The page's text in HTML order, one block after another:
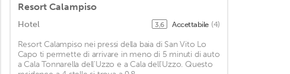
Resort Calampiso
Hotel 3,6 Accettabile (4)
Resort Calampiso nei pressi della baia di San Vito Lo
Capo ti permette di arrivare in meno di 5 minuti di auto
a Cala Tonnarella dell'Uzzo e a Cala dell'Uzzo. Questo